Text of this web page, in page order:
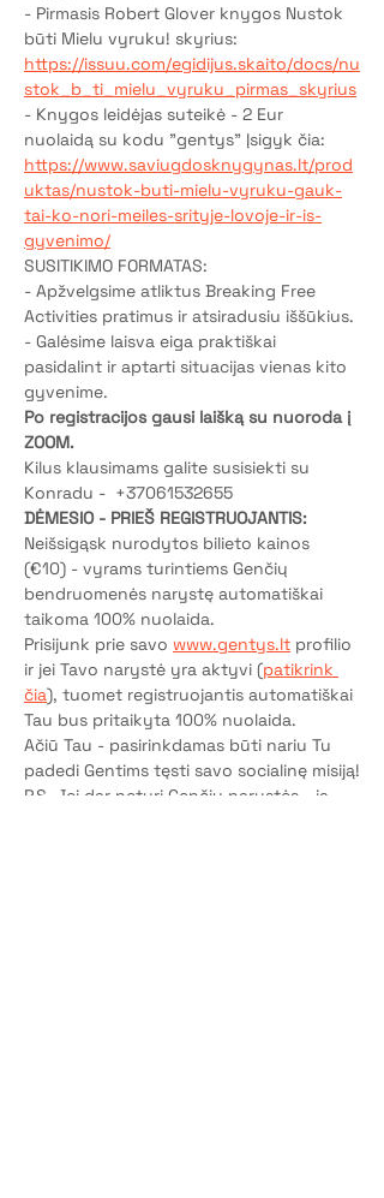
- Pirmasis Robert Glover knygos Nustok
būti Mielu vyruku! skyrius:
https://issuu.com/egidijus.skaito/docs/nu
stok_b_ti_mielu_vyruku_pirmas_skyrius
- Knygos leidėjas suteikė - 2 Eur
nuolaidą su kodu "gentys" Įsigyk čia:
https://www.saviugdosknygynas.lt/prod
uktas/nustok-buti-mielu-vyruku-gauk-
tai-ko-nori-meiles-srityje-lovoje-ir-is-
gyvenimo/
SUSITIKIMO FORMATAS:
- Apžvelgsime atliktus Breaking Free
Activities pratimus ir atsiradusiu iššūkius.
- Galėsime laisva eiga praktiškai
pasidalint ir aptarti situacijas vienas kito
gyvenime.
Po registracijos gausi laišką su nuoroda į
ZOOM.
Kilus klausimams galite susisiekti su
Konradu -  +37061532655
DĖMESIO - PRIEŠ REGISTRUOJANTIS:
Neišsigąsk nurodytos bilieto kainos
(€10) - vyrams turintiems Genčių
bendruomenės narystę automatiškai
taikoma 100% nuolaida.
Prisijunk prie savo www.gentys.lt profilio
ir jei Tavo narystė yra aktyvi (patikrink
čia), tuomet registruojantis automatiškai
Tau bus pritaikyta 100% nuolaida.
Ačiū Tau - pasirinkdamas būti nariu Tu
padedi Gentims tęsti savo socialinę misiją!
P.S. Jei dar neturi Genčių narystės - ją